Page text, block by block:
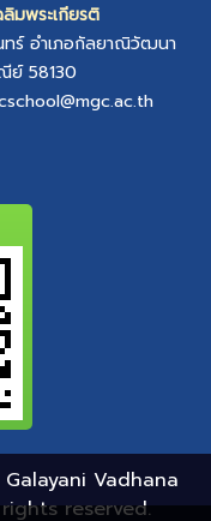
มพระเกียรติ
ทร์อำเภอกัลยาณิวัฒนา
ย์ 58130
Vadhana
reserved.